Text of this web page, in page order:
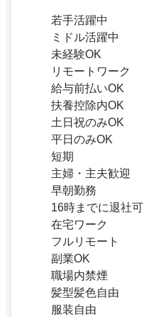
若手活躍中
ミドル活躍中
未経験OK
リモートワーク
給与前払いOK
扶養控除内OK
土日祝のみOK
平日のみOK
短期
主婦・主夫歓迎
早朝勤務
16時までに退社可
在宅ワーク
フルリモート
副業OK
職場内禁煙
髪型髪色自由
服装自由